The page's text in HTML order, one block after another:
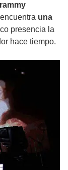
una
presencia la
hace tiempo.